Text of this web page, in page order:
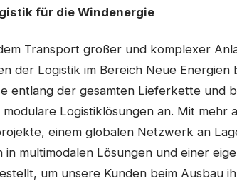
für die Windenergie
Transport großer und komplexer
der Logistik im Bereich Neue
entlang der gesamten Lieferkette und
modulare Logistiklösungen an. Mit mehr
einem globalen Netzwerk an
in multimodalen Lösungen und einer
um unsere Kunden beim Ausbau